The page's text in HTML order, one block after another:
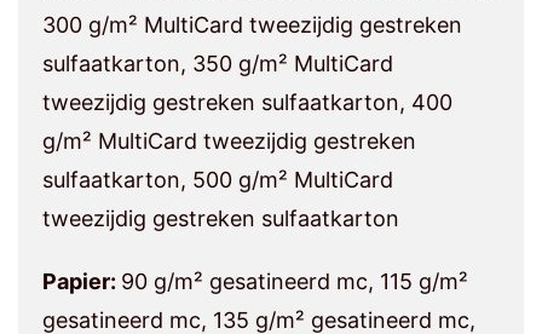
300 g/m² MultiCard tweezijdig gestreken
sulfaatkarton, 350 g/m² MultiCard
tweezijdig gestreken sulfaatkarton, 400
g/m² MultiCard tweezijdig gestreken
sulfaatkarton, 500 g/m² MultiCard
tweezijdig gestreken sulfaatkarton
Papier: 90 g/m² gesatineerd mc, 115 g/m²
gesatineerd mc, 135 g/m² gesatineerd mc,